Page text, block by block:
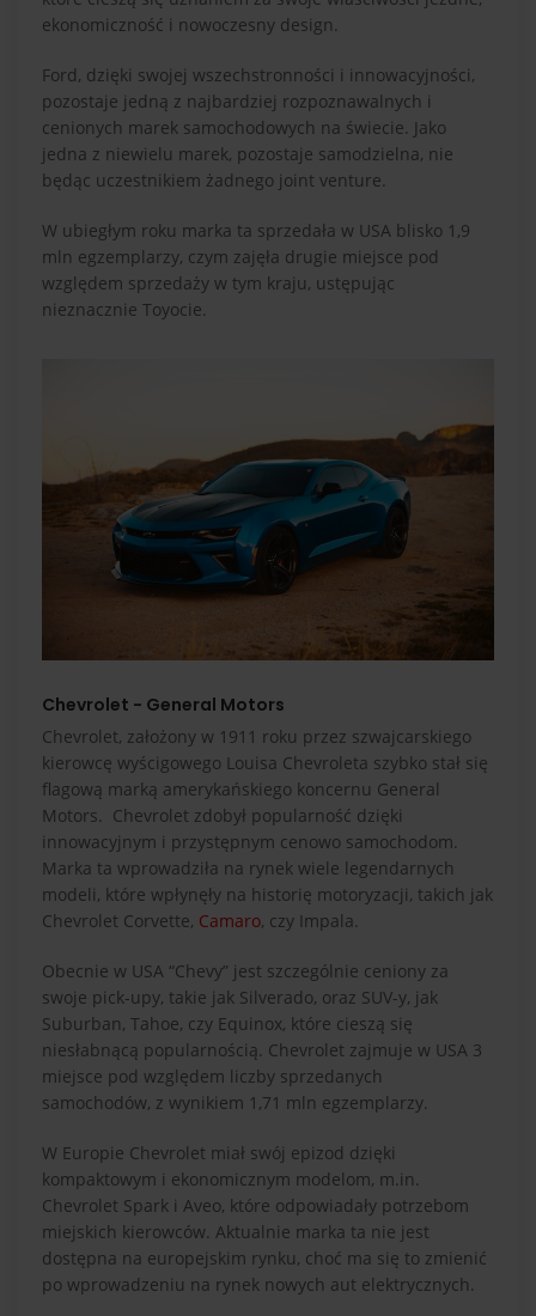
ekonomiczność i nowoczesny design.
Ford, dzięki swojej wszechstronności i innowacyjności,
pozostaje jedną z najbardziej rozpoznawalnych i
cenionych marek samochodowych na świecie. Jako
jedna z niewielu marek, pozostaje samodzielna, nie
będąc uczestnikiem żadnego joint venture.
W ubiegłym roku marka ta sprzedała w USA blisko 1,9
mln egzemplarzy, czym zajęła drugie miejsce pod
względem sprzedaży w tym kraju, ustępując
nieznacznie Toyocie.
Chevrolet - General Motors
Chevrolet, założony w 1911 roku przez szwajcarskiego
kierowcę wyścigowego Louisa Chevroleta szybko stał się
flagową marką amerykańskiego koncernu General
Motors. Chevrolet zdobył popularność dzięki
innowacyjnym i przystępnym cenowo samochodom.
Marka ta wprowadziła na rynek wiele legendarnych
modeli, które wpłynęły na historię motoryzacji, takich jak
Chevrolet Corvette, Camaro, czy Impala.
Obecnie w USA “Chevy” jest szczególnie ceniony za
swoje pick-upy, takie jak Silverado, oraz SUV-y, jak
Suburban, Tahoe, czy Equinox, które cieszą się
niesłabnącą popularnością. Chevrolet zajmuje w USA 3
miejsce pod względem liczby sprzedanych
samochodów, z wynikiem 1,71 mln egzemplarzy.
W Europie Chevrolet miał swój epizod dzięki
kompaktowym i ekonomicznym modelom, m.in.
Chevrolet Spark i Aveo, które odpowiadały potrzebom
miejskich kierowców. Aktualnie marka ta nie jest
dostępna na europejskim rynku, choć ma się to zmienić
po wprowadzeniu na rynek nowych aut elektrycznych.